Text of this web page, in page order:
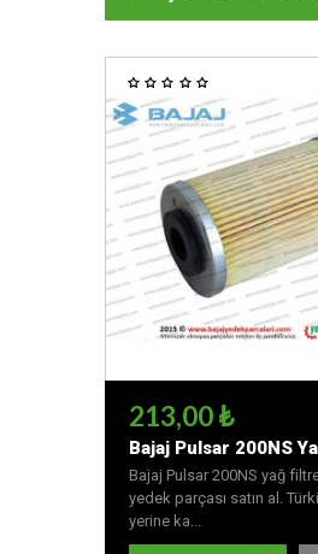
213,00 ₺
Bajaj Pulsar 200NS
Bajaj Pulsar 200NS yağ
yedek parçası satın al.
yerine ka...